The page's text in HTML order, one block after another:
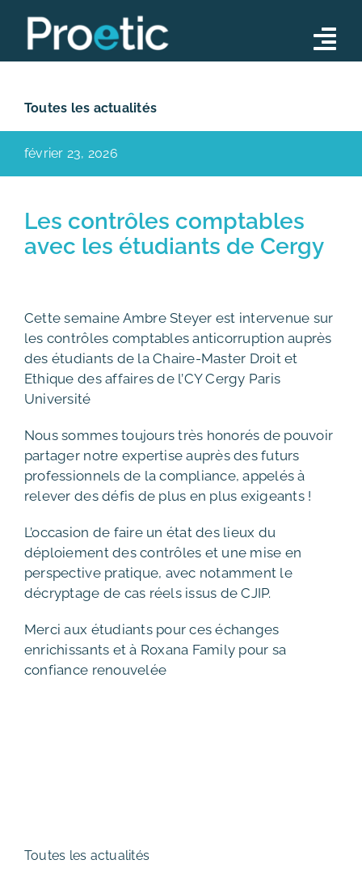
content
Formations
Actualités
Toutes les actualités
février 23, 2026
Les contrôles comptables
avec les étudiants de Cergy
Cette semaine Ambre Steyer est intervenue sur
les contrôles comptables anticorruption auprès
des étudiants de la Chaire-Master Droit et
Ethique des affaires de l’CY Cergy Paris
Université
Nous sommes toujours très honorés de pouvoir
partager notre expertise auprès des futurs
professionnels de la compliance, appelés à
relever des défis de plus en plus exigeants !
L’occasion de faire un état des lieux du
déploiement des contrôles et une mise en
perspective pratique, avec notamment le
décryptage de cas réels issus de CJIP.
Merci aux étudiants pour ces échanges
enrichissants et à Roxana Family pour sa
confiance renouvelée
Toutes les actualités